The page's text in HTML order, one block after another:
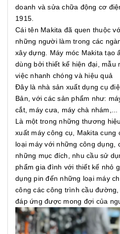
doanh và sửa chữa động cơ
1915.
Cái tên Makita đã quen thuộc
những người làm trong các
xây dựng. Máy móc Makita tạo
dùng bởi thiết kế hiện đại, mẫu
việc nhanh chóng và hiệu quả
Đây là nhà sản xuất dụng cụ
Bản, với các sản phẩm như:
cắt, máy cưa, máy chà nhám,...
Là một trong những thương
xuất máy công cụ, Makita cung
loại máy với những công dụng,
những mục đích, nhu cầu sử
phẩm gia đình với thiết kế nhỏ
dụng pin đến những loại máy
công các công trình cầu
đáp ứng được mong đợi của